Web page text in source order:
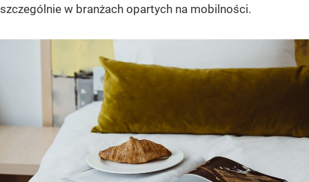
szczególnie w branżach opartych na mobilności.